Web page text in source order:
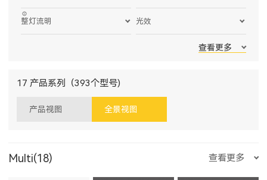
整灯流明 光效
查看更多
17 产品系列（393个型号)
产品视图 全景视图
Multi(18) 查看更多